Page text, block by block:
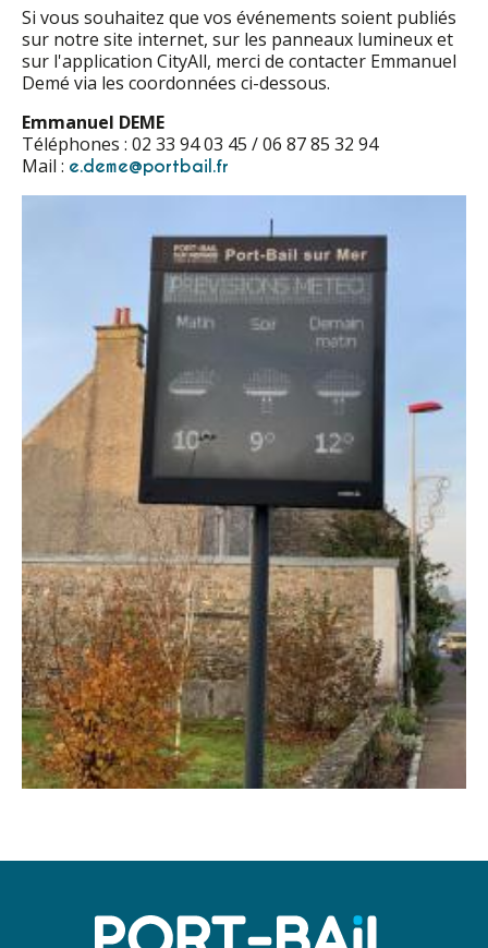
Si vous souhaitez que vos événements soient publiés
sur notre site internet, sur les panneaux lumineux et
sur l'application CityAll, merci de contacter Emmanuel
Demé via les coordonnées ci-dessous.
Emmanuel DEME
Téléphones : 02 33 94 03 45 / 06 87 85 32 94
Mail : e.deme@portbail.fr